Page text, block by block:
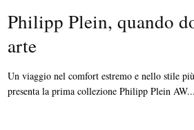
Philipp Plein, quando
arte
Un viaggio nel comfort estremo e nello stile
presenta la prima collezione Philipp Plein AW...